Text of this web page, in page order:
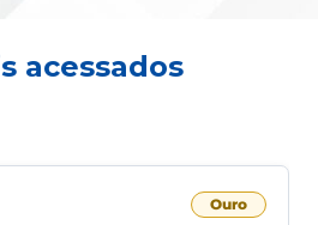
acessados
Ouro